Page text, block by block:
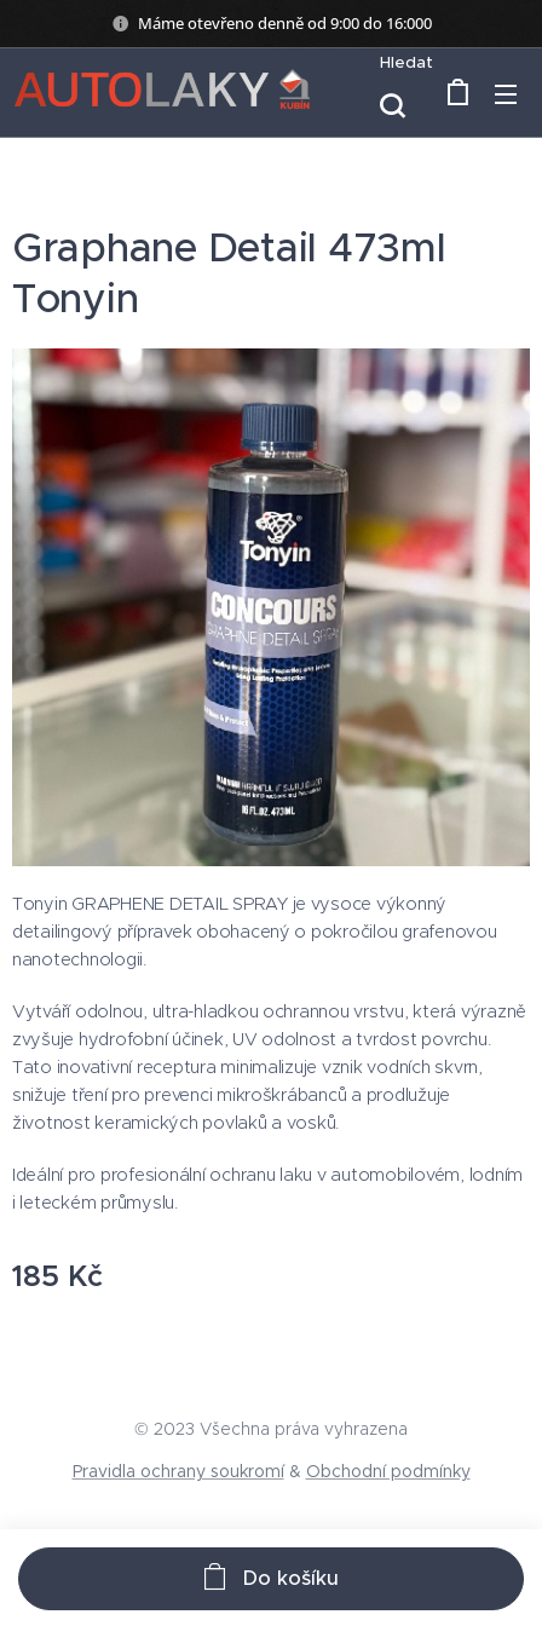
Máme otevřeno denně od 9:00 do 16:000
Hledat
Graphane Detail 473ml
Tonyin
Tonyin GRAPHENE DETAIL SPRAY je vysoce výkonný
detailingový přípravek obohacený o pokročilou grafenovou
nanotechnologii.
Vytváří odolnou, ultra-hladkou ochrannou vrstvu, která výrazně
zvyšuje hydrofobní účinek, UV odolnost a tvrdost povrchu.
Tato inovativní receptura minimalizuje vznik vodních skvrn,
snižuje tření pro prevenci mikroškrábanců a prodlužuje
životnost keramických povlaků a vosků.
Ideální pro profesionální ochranu laku v automobilovém, lodním
i leteckém průmyslu.
185 Kč
Do košíku
© 2023 Všechna práva vyhrazena
Pravidla ochrany soukromí& Obchodní podmínky